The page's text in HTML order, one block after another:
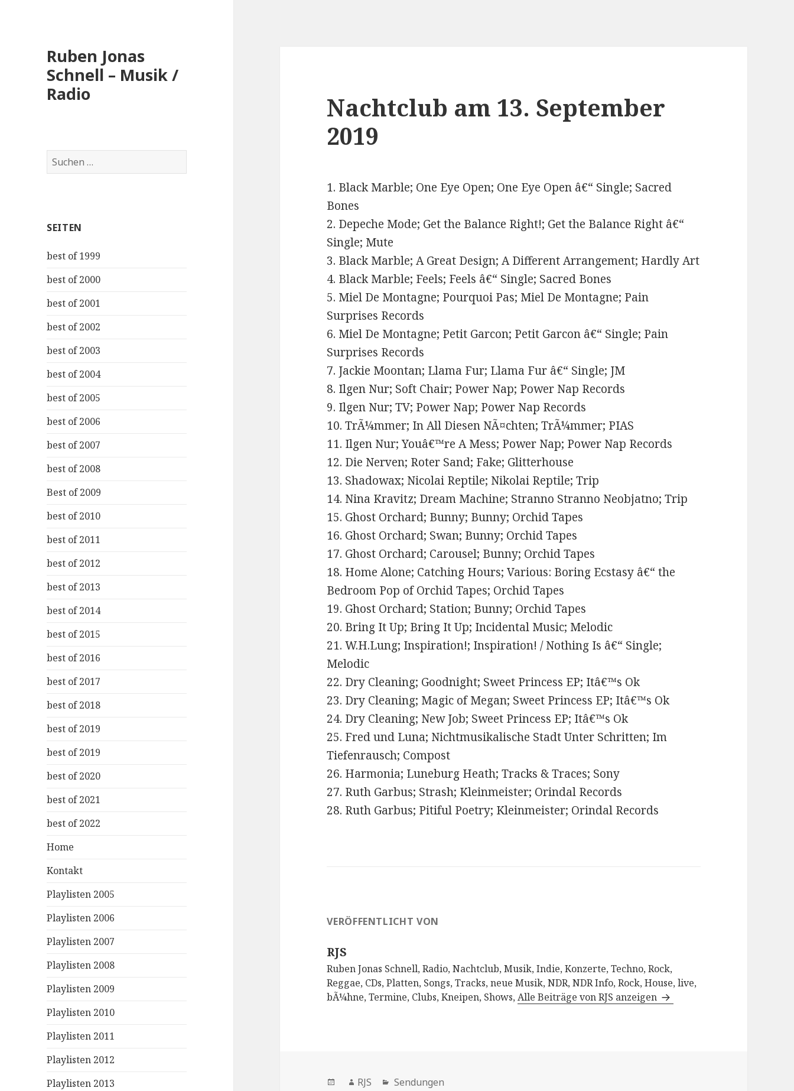
Ruben Jonas
Schnell – Musik /
Radio
Suche
nach:
SEITEN
best of 1999
best of 2000
best of 2001
best of 2002
best of 2003
best of 2004
best of 2005
best of 2006
best of 2007
best of 2008
Best of 2009
best of 2010
best of 2011
best of 2012
best of 2013
best of 2014
best of 2015
best of 2016
best of 2017
best of 2018
best of 2019
best of 2019
best of 2020
best of 2021
best of 2022
Home
Kontakt
Playlisten 2005
Playlisten 2006
Playlisten 2007
Playlisten 2008
Playlisten 2009
Playlisten 2010
Playlisten 2011
Playlisten 2012
Playlisten 2013
Nachtclub am 13. September
2019
1. Black Marble; One Eye Open; One Eye Open â€“ Single; Sacred
Bones
2. Depeche Mode; Get the Balance Right!; Get the Balance Right â€“
Single; Mute
3. Black Marble; A Great Design; A Different Arrangement; Hardly Art
4. Black Marble; Feels; Feels â€“ Single; Sacred Bones
5. Miel De Montagne; Pourquoi Pas; Miel De Montagne; Pain
Surprises Records
6. Miel De Montagne; Petit Garcon; Petit Garcon â€“ Single; Pain
Surprises Records
7. Jackie Moontan; Llama Fur; Llama Fur â€“ Single; JM
8. Ilgen Nur; Soft Chair; Power Nap; Power Nap Records
9. Ilgen Nur; TV; Power Nap; Power Nap Records
10. TrÃ¼mmer; In All Diesen NÃ¤chten; TrÃ¼mmer; PIAS
11. Ilgen Nur; Youâ€™re A Mess; Power Nap; Power Nap Records
12. Die Nerven; Roter Sand; Fake; Glitterhouse
13. Shadowax; Nicolai Reptile; Nikolai Reptile; Trip
14. Nina Kravitz; Dream Machine; Stranno Stranno Neobjatno; Trip
15. Ghost Orchard; Bunny; Bunny; Orchid Tapes
16. Ghost Orchard; Swan; Bunny; Orchid Tapes
17. Ghost Orchard; Carousel; Bunny; Orchid Tapes
18. Home Alone; Catching Hours; Various: Boring Ecstasy â€“ the
Bedroom Pop of Orchid Tapes; Orchid Tapes
19. Ghost Orchard; Station; Bunny; Orchid Tapes
20. Bring It Up; Bring It Up; Incidental Music; Melodic
21. W.H.Lung; Inspiration!; Inspiration! / Nothing Is â€“ Single;
Melodic
22. Dry Cleaning; Goodnight; Sweet Princess EP; Itâ€™s Ok
23. Dry Cleaning; Magic of Megan; Sweet Princess EP; Itâ€™s Ok
24. Dry Cleaning; New Job; Sweet Princess EP; Itâ€™s Ok
25. Fred und Luna; Nichtmusikalische Stadt Unter Schritten; Im
Tiefenrausch; Compost
26. Harmonia; Luneburg Heath; Tracks & Traces; Sony
27. Ruth Garbus; Strash; Kleinmeister; Orindal Records
28. Ruth Garbus; Pitiful Poetry; Kleinmeister; Orindal Records
VERÖFFENTLICHT VON
RJS
Ruben Jonas Schnell, Radio, Nachtclub, Musik, Indie, Konzerte, Techno, Rock,
Reggae, CDs, Platten, Songs, Tracks, neue Musik, NDR, NDR Info, Rock, House, live,
bÃ¼hne, Termine, Clubs, Kneipen, Shows,Alle Beiträge von RJS anzeigen
Veröffentlicht
Autor
RJS Kategorien
Sendungen